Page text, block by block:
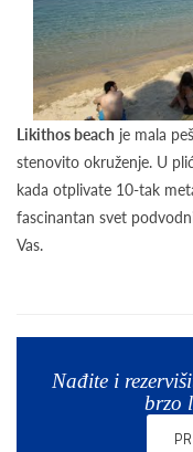
Likithos beach je mala
stenovito okruženje. U
kada otplivate 10-tak
fascinantan svet
Vas.
Nađite i
brzo